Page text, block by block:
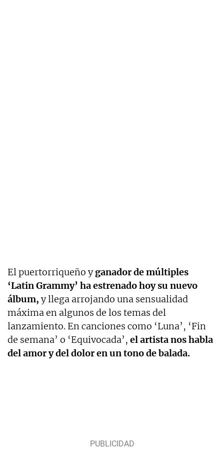
El puertorriqueño yganador de múltiples
‘Latin Grammy’ ha estrenado hoy su nuevo
álbum, y llega arrojando una sensualidad
máxima en algunos de los temas del
lanzamiento. En canciones como ‘Luna’, ‘Fin
de semana’ o ‘Equivocada’, el artista nos habla
del amor y del dolor en un tono de balada.